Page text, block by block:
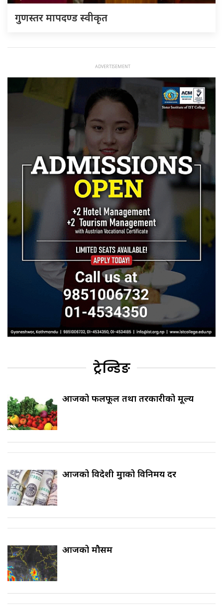
गुणस्तर मापदण्ड स्वीकृत
ट्रेन्डिङ
आजको फलफूल तथा तरकारीको मूल्य
आजको विदेशी मुद्राको विनिमय दर
आजको मौसम